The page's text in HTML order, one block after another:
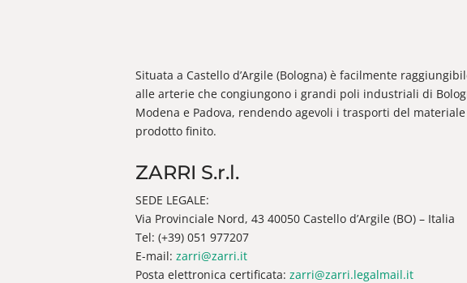
Situata a Castello d’Argile (Bologna) è facilmente
alle arterie che congiungono i grandi poli industriali di
Modena e Padova, rendendo agevoli i trasporti del
prodotto finito.
ZARRI S.r.l.
SEDE LEGALE:
Via Provinciale Nord, 43 40050 Castello d’Argile (BO) – Italia
Tel: (+39) 051 977207
E-mail: zarri@zarri.it
Posta elettronica certificata: zarri@zarri.legalmail.it